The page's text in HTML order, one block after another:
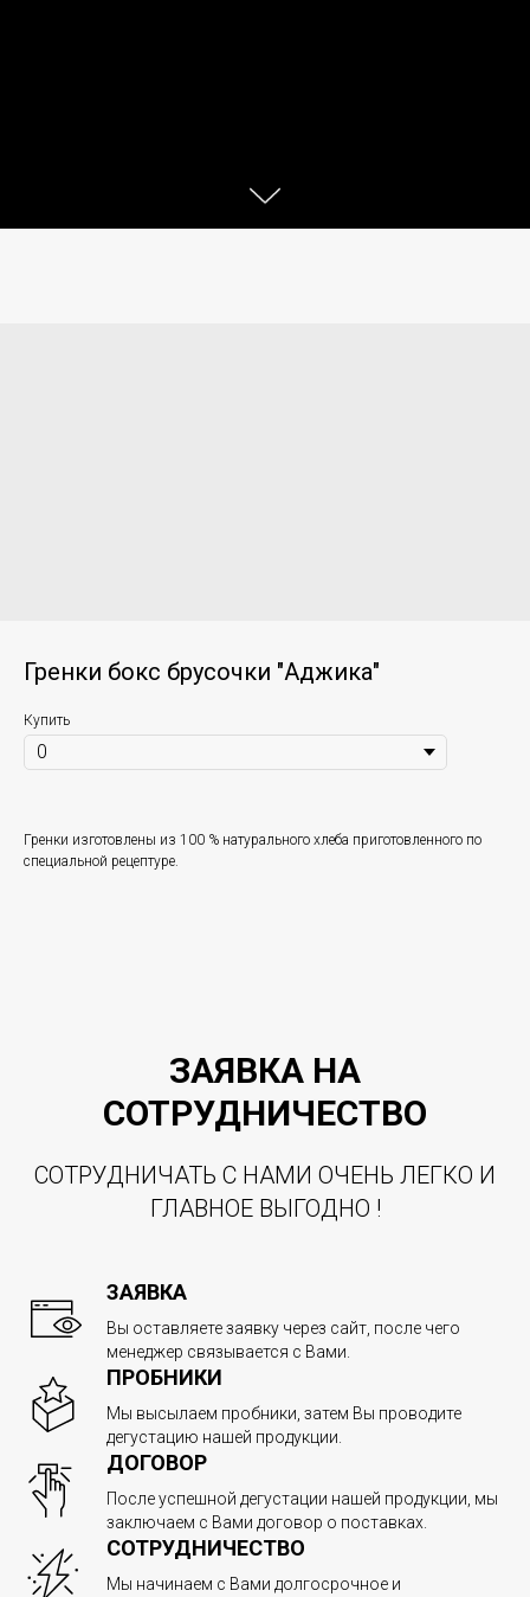
Гренки бокс брусочки "Аджика"
Купить
Гренки изготовлены из 100 % натурального хлеба приготовленного по
специальной рецептуре.
ЗАЯВКА НА
СОТРУДНИЧЕСТВО
СОТРУДНИЧАТЬ С НАМИ ОЧЕНЬ ЛЕГКО И
ГЛАВНОЕ ВЫГОДНО !
ЗАЯВКА
Вы оставляете заявку через сайт, после чего
менеджер связывается с Вами.
ПРОБНИКИ
Мы высылаем пробники, затем Вы проводите
дегустацию нашей продукции.
ДОГОВОР
После успешной дегустации нашей продукции, мы
заключаем с Вами договор о поставках.
СОТРУДНИЧЕСТВО
Мы начинаем с Вами долгосрочное и